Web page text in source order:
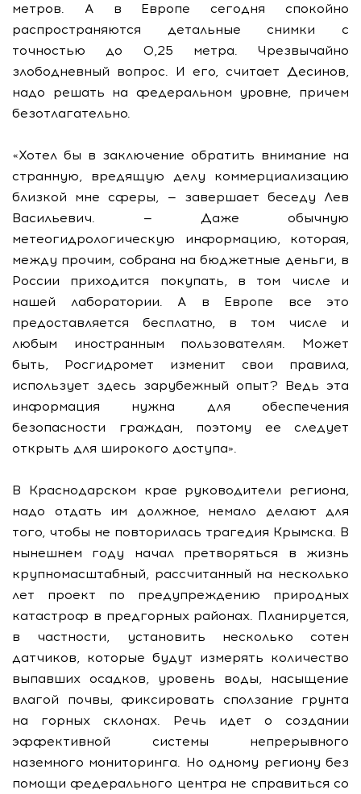
метров. А в Европе сегодня спокойно
распространяются детальные снимки с
точностью до 0,25 метра. Чрезвычайно
злободневный вопрос. И его, считает Десинов,
надо решать на федеральном уровне, причем
безотлагательно.
«Хотел бы в заключение обратить внимание на
странную, вредящую делу коммерциализацию
близкой мне сферы, — завершает беседу Лев
Васильевич. — Даже обычную
метеогидрологическую информацию, которая,
между прочим, собрана на бюджетные деньги, в
России приходится покупать, в том числе и
нашей лаборатории. А в Европе все это
предоставляется бесплатно, в том числе и
любым иностранным пользователям. Может
быть, Росгидромет изменит свои правила,
использует здесь зарубежный опыт? Ведь эта
информация нужна для обеспечения
безопасности граждан, поэтому ее следует
открыть для широкого доступа».
В Краснодарском крае руководители региона,
надо отдать им должное, немало делают для
того, чтобы не повторилась трагедия Крымска. В
нынешнем году начал претворяться в жизнь
крупномасштабный, рассчитанный на несколько
лет проект по предупреждению природных
катастроф в предгорных районах. Планируется,
в частности, установить несколько сотен
датчиков, которые будут измерять количество
выпавших осадков, уровень воды, насыщение
влагой почвы, фиксировать сползание грунта
на горных склонах. Речь идет о создании
эффективной системы непрерывного
наземного мониторинга. Но одному региону без
помощи федерального центра не справиться со